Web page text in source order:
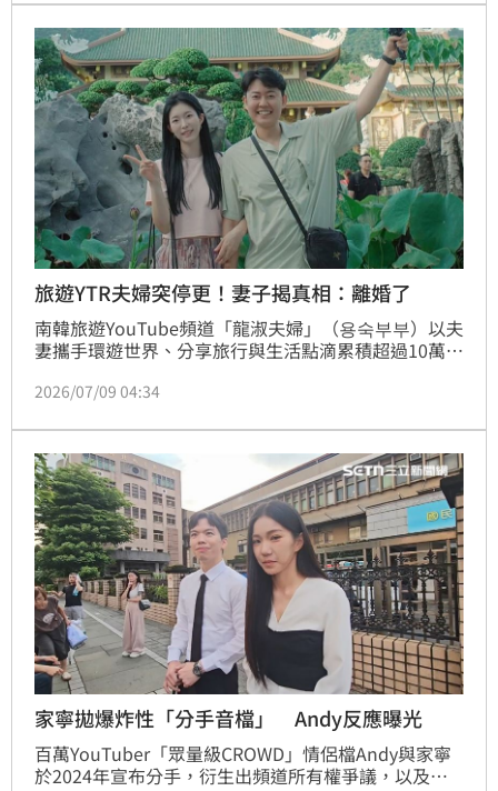
「來抓我呀」。這些激進言論被視為踩碎中共紅線的致
命關鍵，發文後僅短短數小時即遭逮捕，其驚人的辦案
效率令外界不寒而慄。此事件除引發海外華人圈高度關
注，也再度
旅遊YTR夫婦突停更！妻子揭真相：離婚了
南韓旅遊YouTube頻道「龍淑夫婦」（용숙부부）以夫
妻攜手環遊世界、分享旅行與生活點滴累積超過10萬名
出版《那些讓人生自由的事》書，鼓勵更多人勇敢探索
過去影片全數下架，近期妻子終於親自出面說明，證實
夫妻已正式離婚。
2026/07/09 04:34
家寧拋爆炸性「分手音檔」 Andy反應曝光
百萬YouTuber「眾量級CROWD」情侶檔Andy與家寧
於2024年宣布分手，衍生出頻道所有權爭議，以及家